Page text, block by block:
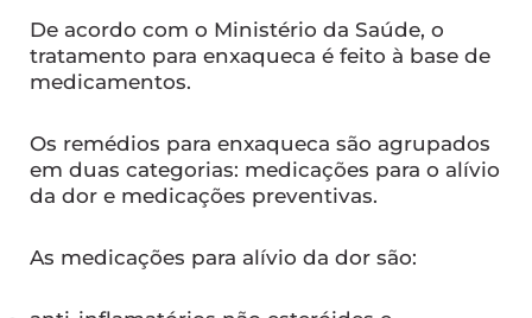
De acordo com o Ministério da Saúde, o
tratamento para enxaqueca é feito à base de
medicamentos.
Os remédios para enxaqueca são agrupados
em duas categorias: medicações para o alívio
da dor e medicações preventivas.
As medicações para alívio da dor são: